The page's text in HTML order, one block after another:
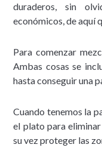
duraderos, sin
económicos, de aquí
Para comenzar
Ambas cosas se
hasta conseguir una
Cuando tenemos la
el plato para
su vez proteger las